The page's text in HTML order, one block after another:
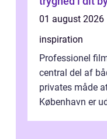
01 august 2026
inspiration
Professionel
central del af
privates måde
København er